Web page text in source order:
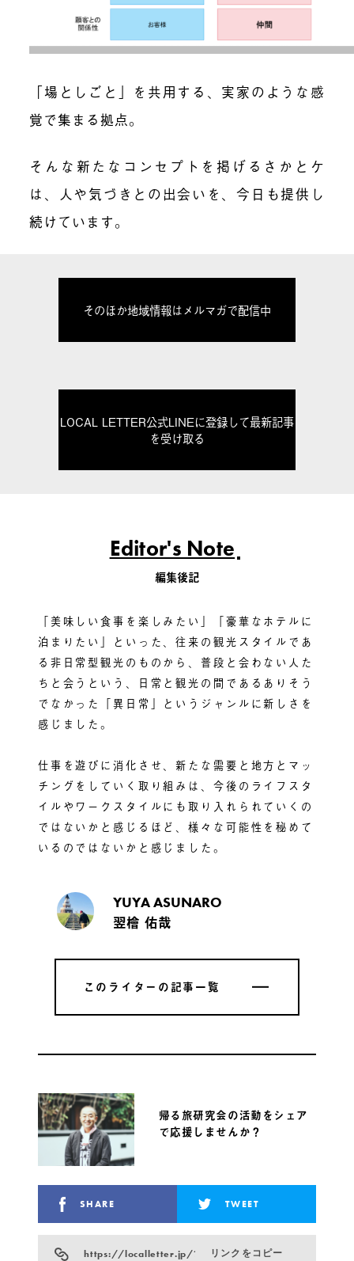
「場としごと」を共用する、実家のような感
覚で集まる拠点。
そんな新たなコンセプトを掲げるさかとケ
は、 人や気づきとの出会いを、今日も提供し
続けています。
そのほか地域情報はメルマガで配信中
LOCAL LETTER公式LINEに登録して最新記事
を受け取る
Editor's Note
編集後記
「美味しい食事を楽しみたい」「豪華なホテルに
泊まりたい」といった、往来の観光スタイルであ
る非日常型観光のものから、普段と会わない人た
ちと会うという、日常と観光の間であるありそう
でなかった「異日常」というジャンルに新しさを
感じました。
仕事を遊びに消化させ、新たな需要と地方とマッ
チングをしていく取り組みは、今後のライフスタ
イルやワークスタイルにも取り入れられていくの
ではないかと感じるほど、様々な可能性を秘めて
いるのではないかと感じました。
YUYA ASUNARO
翌檜 佑哉
このライターの記事一覧
このライターの記事一覧
帰る旅研究会の活動をシェア
で応援しませんか？
SHARE TWEET
https://localletter.jp/?p=18681リンクをコピー